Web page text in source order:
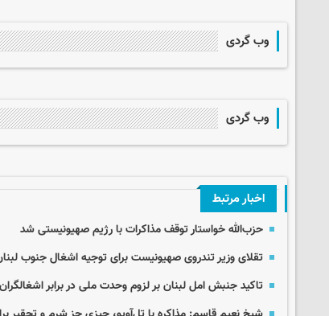
وب گردی
وب گردی
اخبار مرتبط
حزب‌الله خواستار توقف مذاکرات با رژیم صهیونیستی شد
تقلای وزیر تندروی صهیونیست برای توجیه اشغال جنوب
تاکید جنبش امل لبنان بر لزوم وحدت ملی در برابر اشغالگران